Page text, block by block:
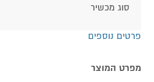
סוג מכשיר
פרטים נוספים
מפרט המוצר